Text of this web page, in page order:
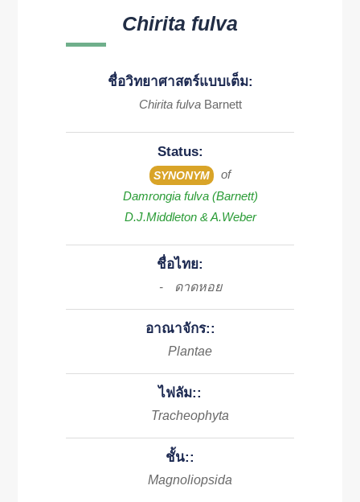
Chirita fulva
ชื่อวิทยาศาสตร์แบบเต็ม:
Chirita fulva Barnett
Status:
SYNONYM
of
Damrongia fulva (Barnett)
D.J.Middleton & A.Weber
ชื่อไทย:
- ดาดหอย
อาณาจักร::
Plantae
ไฟลัม::
Tracheophyta
ชั้น::
Magnoliopsida